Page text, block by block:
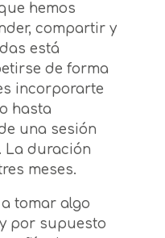
hemos
compartir y
está
de forma
incorporarte
hasta
una sesión
La duración
meses.
tomar algo
por supuesto